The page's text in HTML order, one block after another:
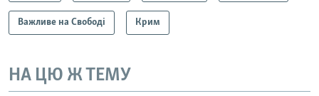
Важливе на Свободі Крим
НА ЦЮ Ж ТЕМУ